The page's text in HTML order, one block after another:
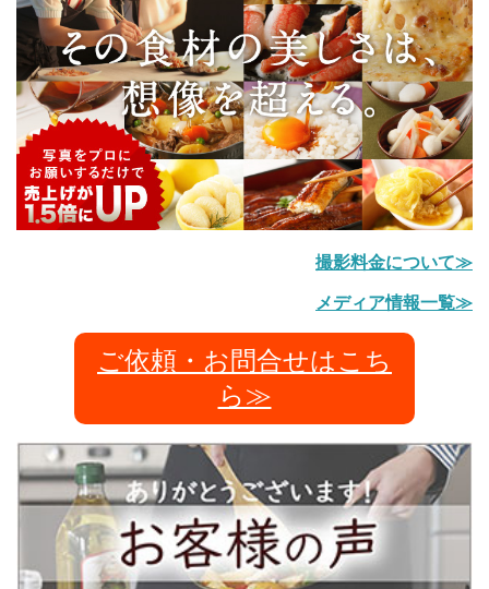
撮影料金について≫
メディア情報一覧≫
ご依頼・お問合せはこち
ら≫